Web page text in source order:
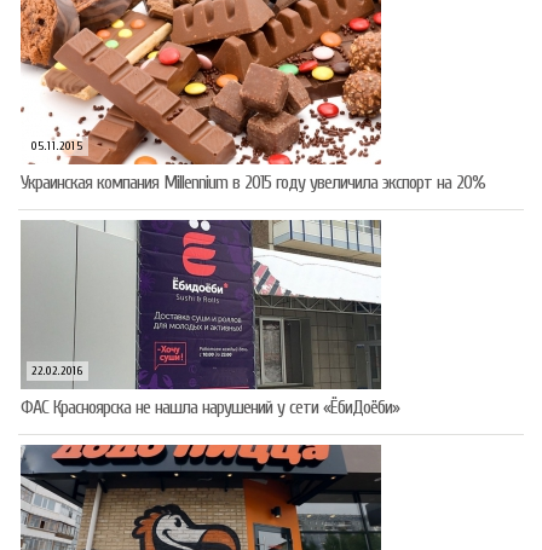
05.11.2015
Украинская компания Millennium в 2015 году увеличила экспорт на 20%
22.02.2016
ФАС Красноярска не нашла нарушений у сети «ЁбиДоёби»